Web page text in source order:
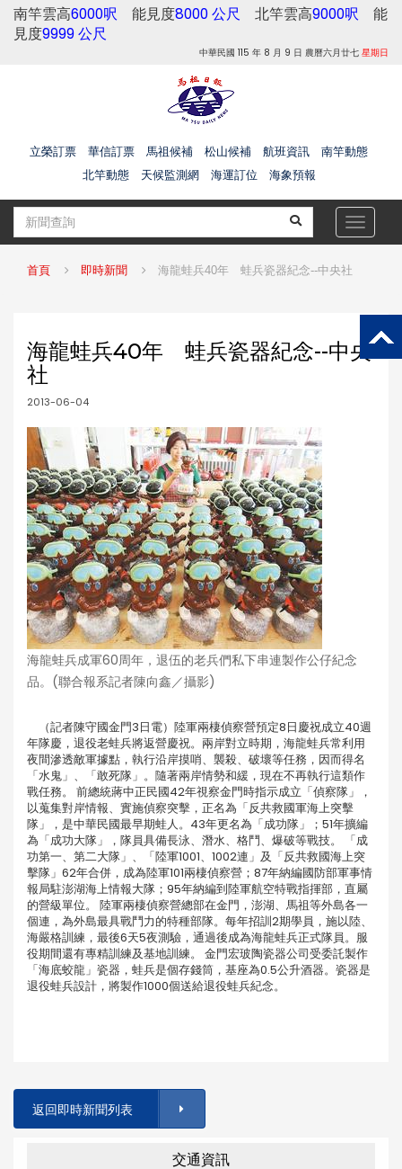
南竿雲高6000呎 能見度8000 公尺 北竿雲高9000呎 能
見度9999 公尺
中華民國 115 年 8 月 9 日 農曆六月廿七 星期日
立榮訂票 華信訂票 馬祖候補 松山候補 航班資訊
南竿動態
北竿動態
天候監測網 海運訂位 海象預報
Toggle
首頁 即時新聞 海龍蛙兵40年 蛙兵瓷器紀念--中央社
海龍蛙兵40年 蛙兵瓷器紀念--中央
社
2013-06-04
海龍蛙兵成軍60周年，退伍的老兵們私下串連製作公仔紀念
品。(聯合報系記者陳向鑫／攝影)
（記者陳守國金門3日電）陸軍兩棲偵察營預定8日慶祝成立40週
年隊慶，退役老蛙兵將返營慶祝。兩岸對立時期，海龍蛙兵常利用
夜間滲透敵軍據點，執行沿岸摸哨、襲殺、破壞等任務，因而得名
「水鬼」、「敢死隊」。隨著兩岸情勢和緩，現在不再執行這類作
戰任務。 前總統蔣中正民國42年視察金門時指示成立「偵察隊」，
以蒐集對岸情報、實施偵察突擊，正名為「反共救國軍海上突擊
隊」，是中華民國最早期蛙人。43年更名為「成功隊」；51年擴編
為「成功大隊」，隊員具備長泳、潛水、格鬥、爆破等戰技。 「成
功第一、第二大隊」、「陸軍1001、1002連」及「反共救國海上突
擊隊」62年合併，成為陸軍101兩棲偵察營；87年納編國防部軍事情
報局駐澎湖海上情報大隊；95年納編到陸軍航空特戰指揮部，直屬
的營級單位。 陸軍兩棲偵察營總部在金門，澎湖、馬祖等外島各一
個連，為外島最具戰鬥力的特種部隊。每年招訓2期學員，施以陸、
海嚴格訓練，最後6天5夜測驗，通過後成為海龍蛙兵正式隊員。服
役期間還有專精訓練及基地訓練。 金門宏玻陶瓷器公司受委託製作
「海底蛟龍」瓷器，蛙兵是個存錢筒，基座為0.5公升酒器。瓷器是
退役蛙兵設計，將製作1000個送給退役蛙兵紀念。
返回即時新聞列表
交通資訊